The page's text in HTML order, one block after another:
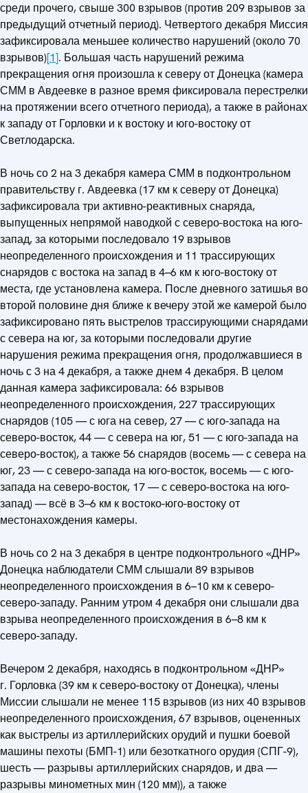
среди прочего, свыше 300 взрывов (против 209 взрывов за
предыдущий отчетный период). Четвертого декабря Миссия
зафиксировала меньшее количество нарушений (около 70
взрывов)[1]. Большая часть нарушений режима
прекращения огня произошла к северу от Донецка (камера
СММ в Авдеевке в разное время фиксировала перестрелки
на протяжении всего отчетного периода), а также в районах
к западу от Горловки и к востоку и юго-востоку от
Светлодарска.
В ночь со 2 на 3 декабря камера СММ в подконтрольном
правительству г. Авдеевка (17 км к северу от Донецка)
зафиксировала три активно-реактивных снаряда,
выпущенных непрямой наводкой с северо-востока на юго-
запад, за которыми последовало 19 взрывов
неопределенного происхождения и 11 трассирующих
снарядов с востока на запад в 4–6 км к юго-востоку от
места, где установлена камера. После дневного затишья во
второй половине дня ближе к вечеру этой же камерой было
зафиксировано пять выстрелов трассирующими снарядами
с севера на юг, за которыми последовали другие
нарушения режима прекращения огня, продолжавшиеся в
ночь с 3 на 4 декабря, а также днем 4 декабря. В целом
данная камера зафиксировала: 66 взрывов
неопределенного происхождения, 227 трассирующих
снарядов (105 — с юга на север, 27 — с юго-запада на
северо-восток, 44 — с севера на юг, 51 — с юго-запада на
северо-восток), а также 56 снарядов (восемь — с севера на
юг, 23 — с северо-запада на юго-восток, восемь — с юго-
запада на северо-восток, 17 — с северо-востока на юго-
запад) — всё в 3–6 км к востоко-юго-востоку от
местонахождения камеры.
В ночь со 2 на 3 декабря в центре подконтрольного «ДНР»
Донецка наблюдатели СММ слышали 89 взрывов
неопределенного происхождения в 6–10 км к северо-
северо-западу. Ранним утром 4 декабря они слышали два
взрыва неопределенного происхождения в 6–8 км к
северо-западу.
Вечером 2 декабря, находясь в подконтрольном «ДНР»
г. Горловка (39 км к северо-востоку от Донецка), члены
Миссии слышали не менее 115 взрывов (из них 40 взрывов
неопределенного происхождения, 67 взрывов, оцененных
как выстрелы из артиллерийских орудий и пушки боевой
машины пехоты (БМП-1) или безоткатного орудия (СПГ-9),
шесть — разрывы артиллерийских снарядов, и два —
разрывы минометных мин (120 мм)), а также